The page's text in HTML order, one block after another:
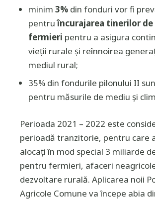
minim 3% din fonduri vor fi
pentruîncurajarea tinerilor de
fermieri pentru a asigura
vieții rurale și reînnoirea
mediul rural;
35% din fondurile pilonului II
pentru măsurile de mediu și
Perioada 2021 – 2022 este
perioadă tranzitorie, pentru care
alocați în mod special 3 miliarde
pentru fermieri, afaceri
dezvoltare rurală. Aplicarea noii
Agricole Comune va începe abia